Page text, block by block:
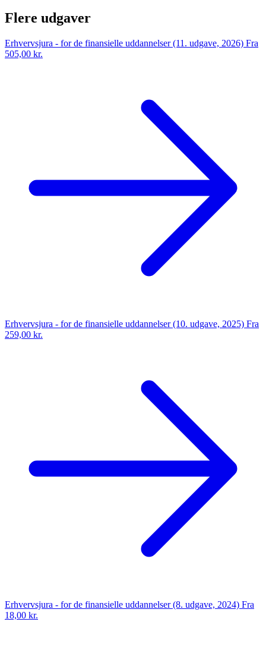
Flere udgaver
Erhvervsjura - for de finansielle uddannelser (11. udgave, 2026) Fra
505,00 kr.
Erhvervsjura - for de finansielle uddannelser (10. udgave, 2025) Fra
259,00 kr.
Erhvervsjura - for de finansielle uddannelser (8. udgave, 2024) Fra
18,00 kr.